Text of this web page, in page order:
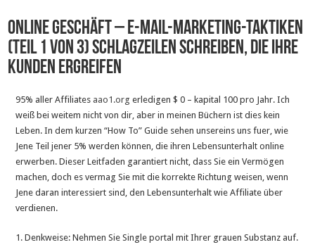
Online Geschäft – E-Mail-Marketing-Taktiken
(Teil 1 von 3) Schlagzeilen schreiben, die Ihre
Kunden ergreifen
95% aller Affiliates aao1.org erledigen $ 0 – kapital 100 pro Jahr. Ich
weiß bei weitem nicht von dir, aber in meinen Büchern ist dies kein
Leben. In dem kurzen “How To” Guide sehen unsereins uns fuer, wie
Jene Teil jener 5% werden können, die ihren Lebensunterhalt online
erwerben. Dieser Leitfaden garantiert nicht, dass Sie ein Vermögen
machen, doch es vermag Sie mit die korrekte Richtung weisen, wenn
Jene daran interessiert sind, den Lebensunterhalt wie Affiliate über
verdienen.
1. Denkweise: Nehmen Sie Single portal mit Ihrer grauen Substanz auf.